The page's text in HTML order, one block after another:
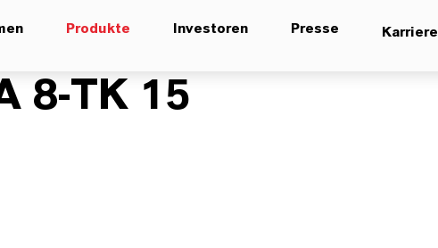
Produkte Investoren Presse Karriere
8-TK 15